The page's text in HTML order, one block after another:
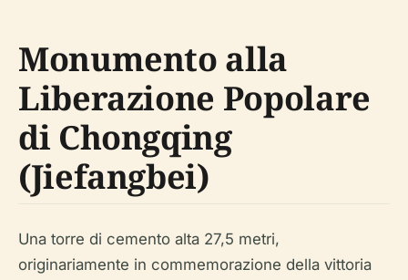
Monumento alla
Liberazione Popolare
di Chongqing
(Jiefangbei)
Una torre di cemento alta 27,5 metri,
originariamente in commemorazione della vittoria